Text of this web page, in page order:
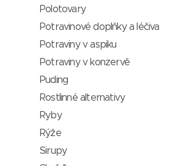
Polotovary
Potravinové doplňky a léčiva
Potraviny v aspiku
Potraviny v konzervě
Puding
Rostlinné alternativy
Ryby
Rýže
Sirupy